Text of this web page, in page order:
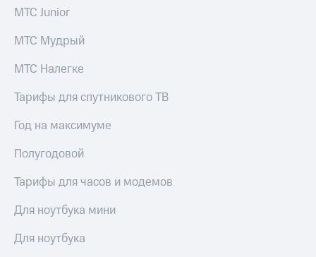
МТС Junior
МТС Мудрый
МТС Налегке
Тарифы для спутникового ТВ
Год на максимуме
Полугодовой
Тарифы для часов и модемов
Для ноутбука мини
Для ноутбука